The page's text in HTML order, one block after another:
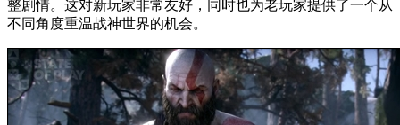
整剧情。这对新玩家非常友好，同时也为老玩家提供了一个从
不同角度重温战神世界的机会。